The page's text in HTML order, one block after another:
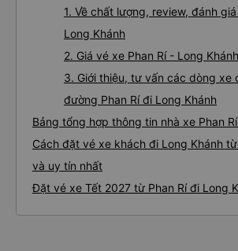
1. Về chất lượng, review, đánh
Long Khánh
2. Giá vé xe Phan Rí - Long Khánh
3. Giới thiệu, tư vấn các dòng xe
đường Phan Rí đi Long Khánh
Bảng tổng hợp thông tin nhà xe Phan
Cách đặt vé xe khách đi Long Khánh
và uy tín nhất
Đặt vé xe Tết 2027 từ Phan Rí đi Long